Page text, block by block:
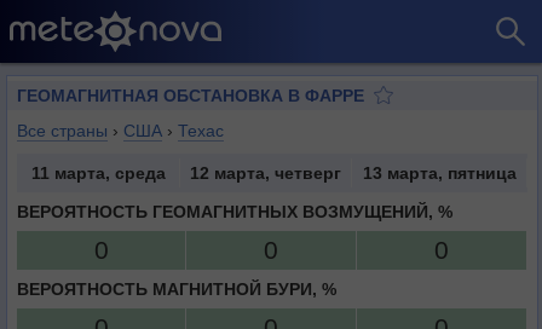
ГЕОМАГНИТНАЯ ОБСТАНОВКА В ФАРРЕ
Все страны › США › Техас
11 марта, среда 12 марта, четверг
13 марта, пятница
ВЕРОЯТНОСТЬ ГЕОМАГНИТНЫХ ВОЗМУЩЕНИЙ, %
0 0 0
ВЕРОЯТНОСТЬ МАГНИТНОЙ БУРИ, %